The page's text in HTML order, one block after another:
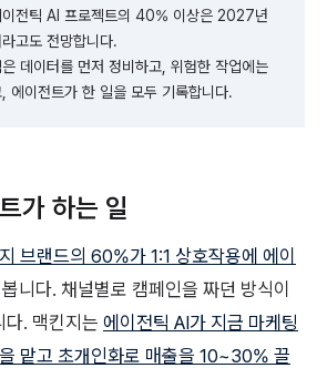
이전틱 AI 프로젝트의 40% 이상은 2027년
고도 전망합니다.
데이터를 먼저 정비하고, 위험한 작업에는
에이전트가 한 일을 모두 기록합니다.
가 하는 일
브랜드의 60%가 1:1 상호작용에 에이
니다. 채널별로 캠페인을 짜던 방식이
다. 맥킨지는 에이전틱 AI가 지금 마케팅
맡고 초개인화로 매출을 10~30% 끌